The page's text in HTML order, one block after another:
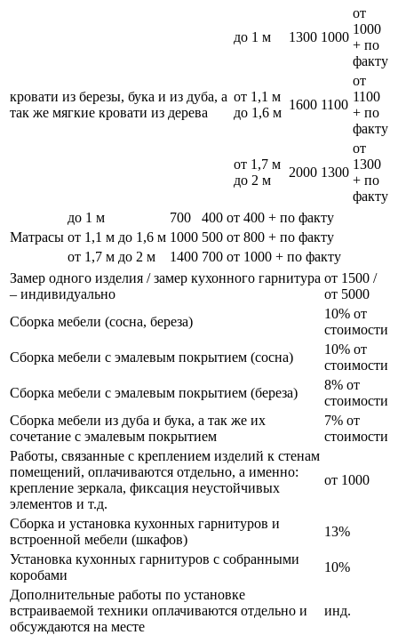
кровати из березы, бука и из дуба, а
так же мягкие кровати из дерева
до 1 м 1300 1000
от
1000
+ по
факту
от 1,1 м
до 1,6 м
1600 1100
от
1100
+ по
факту
от 1,7 м
до 2 м
2000 1300
от
1300
+ по
факту
Матрасы
до 1 м 700 400 от 400 + по факту
от 1,1 м до 1,6 м 1000 500 от 800 + по факту
от 1,7 м до 2 м
1400 700 от 1000 + по факту
Замер одного изделия / замер кухонного гарнитура
– индивидуально
от 1500 /
от 5000
Сборка мебели (сосна, береза)
10% от
стоимости
Сборка мебели с эмалевым покрытием (сосна)
10% от
стоимости
Сборка мебели с эмалевым покрытием (береза)
8% от
стоимости
Сборка мебели из дуба и бука, а так же их
сочетание с эмалевым покрытием
7% от
стоимости
Работы, связанные с креплением изделий к стенам
помещений, оплачиваются отдельно, а именно:
крепление зеркала, фиксация неустойчивых
элементов и т.д.
от 1000
Сборка и установка кухонных гарнитуров и
встроенной мебели (шкафов)
13%
Установка кухонных гарнитуров с собранными
коробами
10%
Дополнительные работы по установке
встраиваемой техники оплачиваются отдельно и
обсуждаются на месте
инд.